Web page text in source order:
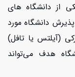
از دانشگاه های
دانشگاه مورد
(آیلتس یا تافل)
هدف می‌تواند